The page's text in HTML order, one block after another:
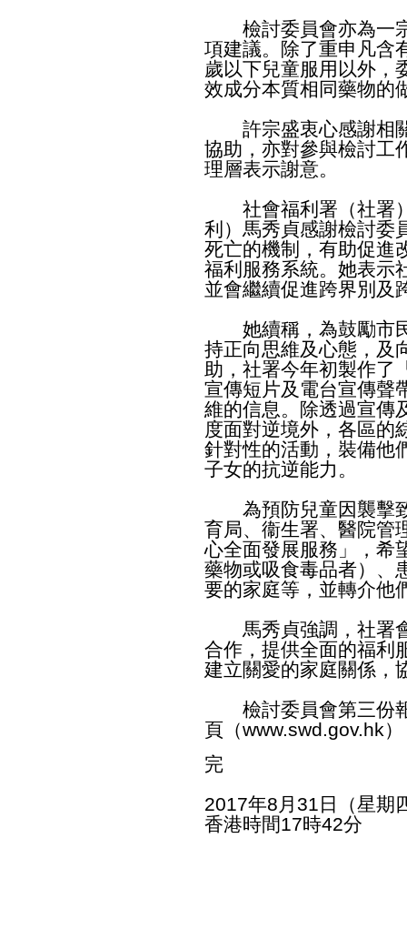
檢討委員會亦為一宗
項建議。除了重申凡含
歲以下兒童服用以外，
效成分本質相同藥物的
許宗盛衷心感謝相關
協助，亦對參與檢討工
理層表示謝意。
社會福利署（社署）
利）馬秀貞感謝檢討委
死亡的機制，有助促進
福利服務系統。她表示
並會繼續促進跨界別及
她續稱，為鼓勵市民
持正向思維及心態，及
助，社署今年初製作了
宣傳短片及電台宣傳聲
維的信息。除透過宣傳
度面對逆境外，各區的
針對性的活動，裝備他
子女的抗逆能力。
為預防兒童因襲擊致
育局、衞生署、醫院管
心全面發展服務」，希
藥物或吸食毒品者）、
要的家庭等，並轉介他
馬秀貞強調，社署會
合作，提供全面的福利
建立關愛的家庭關係，
檢討委員會第三份報
頁（www.swd.gov.hk
完
2017年8月31日（星期
香港時間17時42分